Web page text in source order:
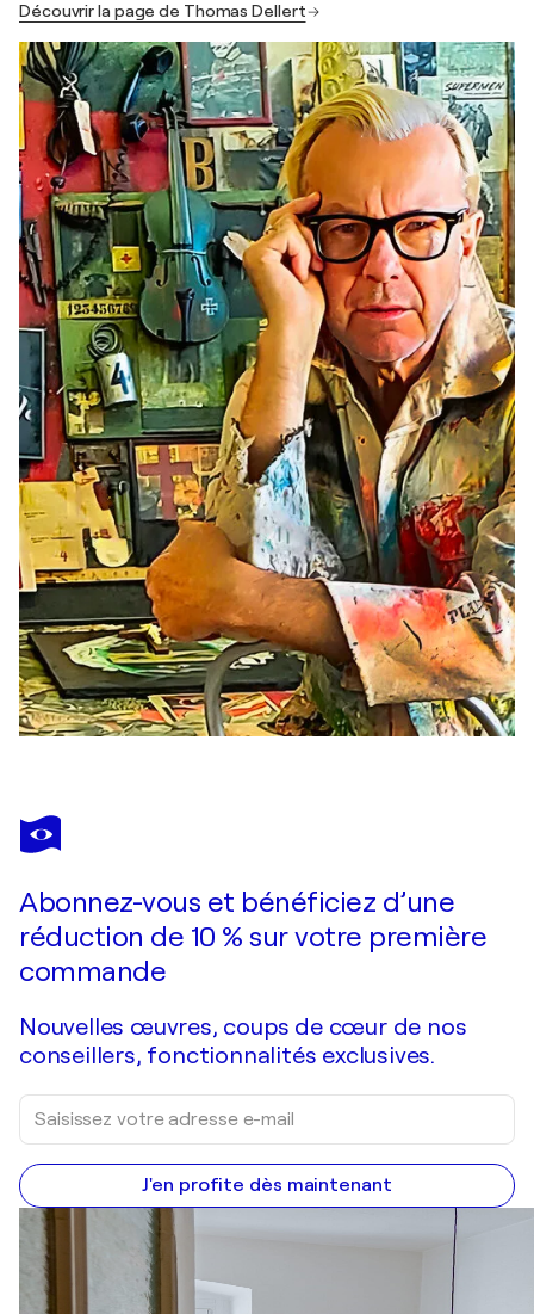
Découvrir la page de Thomas Dellert
Abonnez-vous et bénéficiez d’une
réduction de 10 % sur votre première
commande
Nouvelles œuvres, coups de cœur de nos
conseillers, fonctionnalités exclusives.
J'en profite dès maintenant